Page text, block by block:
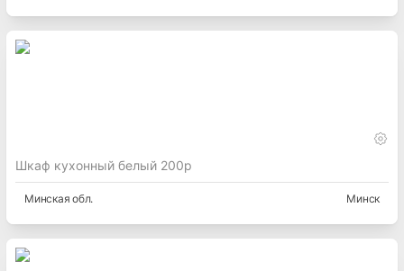
Шкаф кухонный белый 200р
Минская обл. Минск